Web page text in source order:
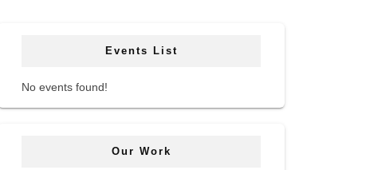
Events List
No events found!
Our Work